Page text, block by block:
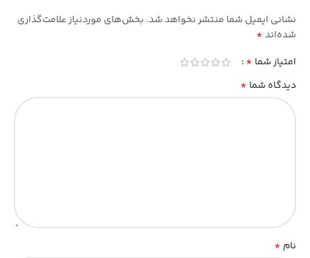
نشانی ایمیل شما منتشر نخواهد شد. بخش‌های موردنیاز علامت‌گذاری
شده‌اند*
امتیاز شما *
دیدگاه شما *
نام *